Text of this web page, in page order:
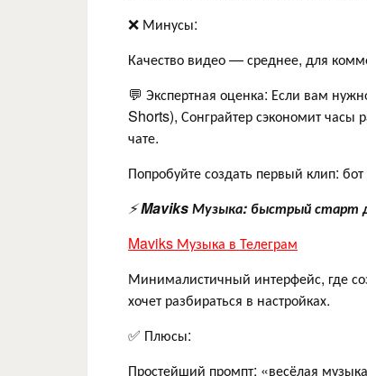
❌ Минусы:
Качество видео — среднее, для
💬 Экспертная оценка: Если вам
Shorts), Сонграйтер сэкономит часы
чате.
Попробуйте создать первый клип:
⚡Maviks Музыка: быстрый старт
Maviks Музыка в Телеграм
Минималистичный интерфейс, где
хочет разбираться в настройках.
✅ Плюсы:
Простейший промпт: «весёлая